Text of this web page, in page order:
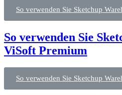
So verwenden Sie Sketchup
So verwenden Sie
ViSoft Premium
So verwenden Sie Sketchup